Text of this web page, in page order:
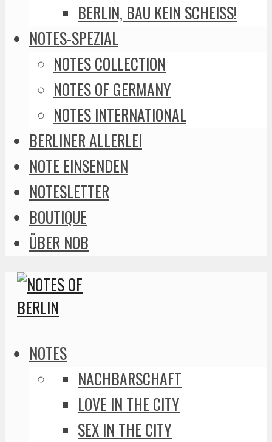
BERLIN, BAU KEIN SCHEISS!
NOTES-SPEZIAL
NOTES COLLECTION
NOTES OF GERMANY
NOTES INTERNATIONAL
BERLINER ALLERLEI
NOTE EINSENDEN
NOTESLETTER
BOUTIQUE
ÜBER NOB
NOTES
NACHBARSCHAFT
LOVE IN THE CITY
SEX IN THE CITY